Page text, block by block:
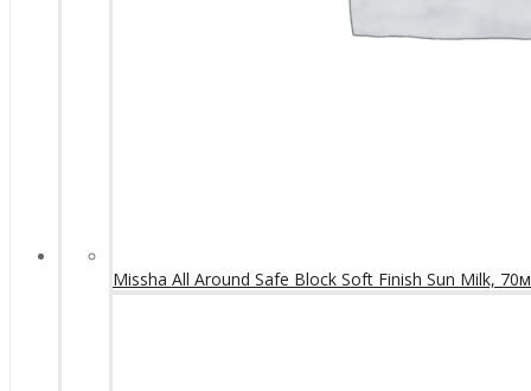
Missha All Around Safe Block Soft Finish Sun Milk,